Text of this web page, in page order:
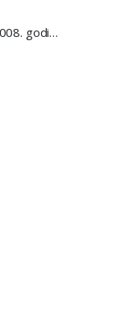
Opel Movano 2.5 CDTI 2008. godište